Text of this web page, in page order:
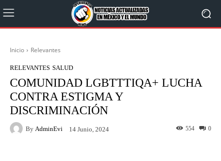
Inicio Relevantes
RELEVANTES SALUD
COMUNIDAD LGBTTTIQA+ LUCHA
CONTRA ESTIGMA Y
DISCRIMINACIÓN
By AdminEvi 14 Junio, 2024 0
554